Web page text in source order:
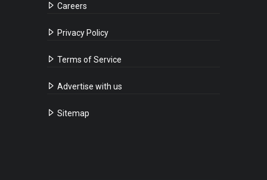
Careers
Privacy Policy
Terms of Service
Advertise with us
Sitemap